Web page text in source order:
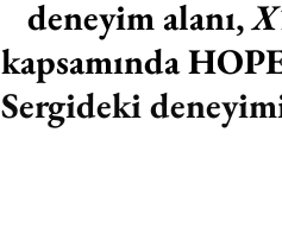
deneyim alanı,
kapsamında
Sergideki